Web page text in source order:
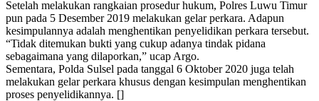
Setelah melakukan rangkaian prosedur hukum, Polres Luwu Timur
pun pada 5 Desember 2019 melakukan gelar perkara. Adapun
kesimpulannya adalah menghentikan penyelidikan perkara tersebut.
“Tidak ditemukan bukti yang cukup adanya tindak pidana
sebagaimana yang dilaporkan,” ucap Argo.
Sementara, Polda Sulsel pada tanggal 6 Oktober 2020 juga telah
melakukan gelar perkara khusus dengan kesimpulan menghentikan
proses penyelidikannya. []